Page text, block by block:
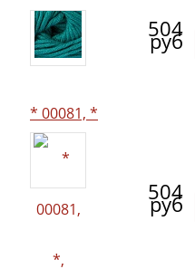
504
руб
* 00081, *
504
руб